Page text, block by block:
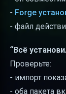
- Forge
- файл
“Всё
Проверьте:
- импорт
- оба пакета